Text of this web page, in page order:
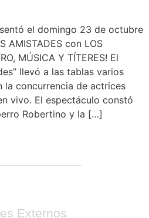
el domingo 23 de octubre
AMISTADES con LOS
MÚSICA Y TÍTERES! El
llevó a las tablas varios
la concurrencia de actrices
vivo. El espectáculo constó
Robertino y la […]
Externos